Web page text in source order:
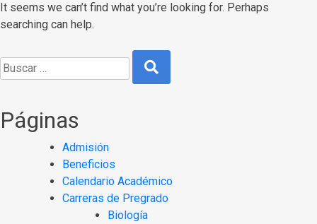
It seems we can’t find what you’re looking for. Perhaps
searching can help.
Páginas
Admisión
Beneficios
Calendario Académico
Carreras de Pregrado
Biología